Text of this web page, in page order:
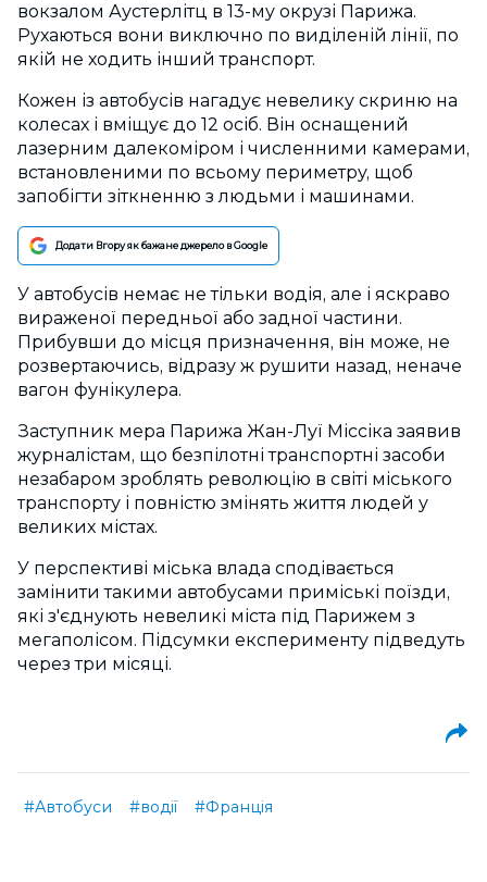
вокзалом Аустерлітц в 13-му окрузі Парижа.
Рухаються вони виключно по виділеній лінії, по
якій не ходить інший транспорт.
Кожен із автобусів нагадує невелику скриню на
колесах і вміщує до 12 осіб. Він оснащений
лазерним далекоміром і численними камерами,
встановленими по всьому периметру, щоб
запобігти зіткненню з людьми і машинами.
Додати Вгору як бажане джерело в Google
У автобусів немає не тільки водія, але і яскраво
вираженої передньої або задної частини.
Прибувши до місця призначення, він може, не
розвертаючись, відразу ж рушити назад, неначе
вагон фунікулера.
Заступник мера Парижа Жан-Луї Міссіка заявив
журналістам, що безпілотні транспортні засоби
незабаром зроблять революцію в світі міського
транспорту і повністю змінять життя людей у
великих містах.
У перспективі міська влада сподівається
замінити такими автобусами приміські поїзди,
які з'єднують невеликі міста під Парижем з
мегаполісом. Підсумки експерименту підведуть
через три місяці.
#Автобуси #водії #Франція